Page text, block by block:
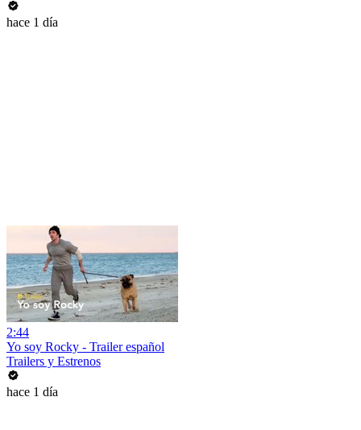
hace 1 día
2:44
Yo soy Rocky - Trailer español
Trailers y Estrenos
hace 1 día